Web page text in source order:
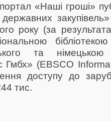
«Наші гроші»
державних
року (за
та
Гмбх» (EBSCO
доступу до
тис.